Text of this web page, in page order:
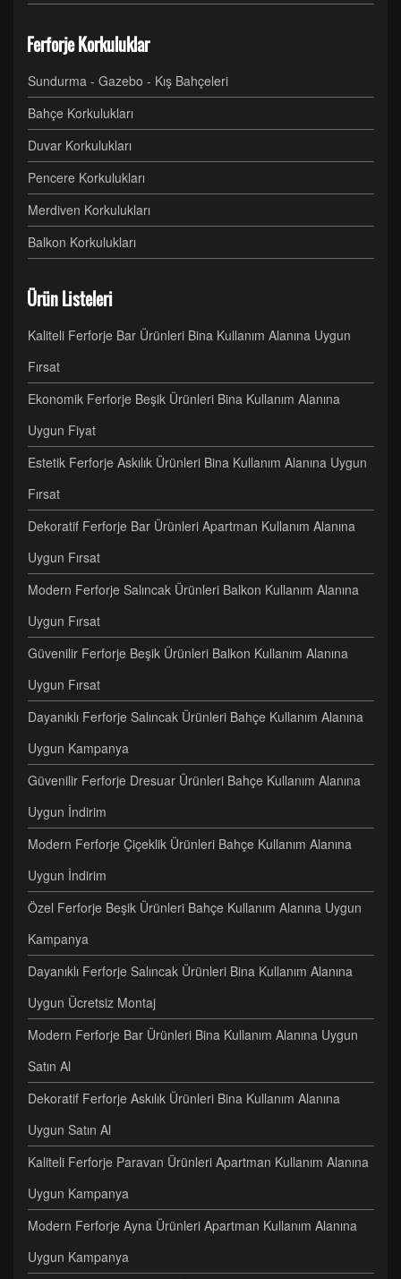
Ferforje Korkuluklar
Sundurma - Gazebo - Kış Bahçeleri
Bahçe Korkulukları
Duvar Korkulukları
Pencere Korkulukları
Merdiven Korkulukları
Balkon Korkulukları
Ürün Listeleri
Kaliteli Ferforje Bar Ürünleri Bina Kullanım Alanına Uygun
Fırsat
Ekonomik Ferforje Beşik Ürünleri Bina Kullanım Alanına
Uygun Fiyat
Estetik Ferforje Askılık Ürünleri Bina Kullanım Alanına Uygun
Fırsat
Dekoratif Ferforje Bar Ürünleri Apartman Kullanım Alanına
Uygun Fırsat
Modern Ferforje Salıncak Ürünleri Balkon Kullanım Alanına
Uygun Fırsat
Güvenilir Ferforje Beşik Ürünleri Balkon Kullanım Alanına
Uygun Fırsat
Dayanıklı Ferforje Salıncak Ürünleri Bahçe Kullanım Alanına
Uygun Kampanya
Güvenilir Ferforje Dresuar Ürünleri Bahçe Kullanım Alanına
Uygun İndirim
Modern Ferforje Çiçeklik Ürünleri Bahçe Kullanım Alanına
Uygun İndirim
Özel Ferforje Beşik Ürünleri Bahçe Kullanım Alanına Uygun
Kampanya
Dayanıklı Ferforje Salıncak Ürünleri Bina Kullanım Alanına
Uygun Ücretsiz Montaj
Modern Ferforje Bar Ürünleri Bina Kullanım Alanına Uygun
Satın Al
Dekoratif Ferforje Askılık Ürünleri Bina Kullanım Alanına
Uygun Satın Al
Kaliteli Ferforje Paravan Ürünleri Apartman Kullanım Alanına
Uygun Kampanya
Modern Ferforje Ayna Ürünleri Apartman Kullanım Alanına
Uygun Kampanya